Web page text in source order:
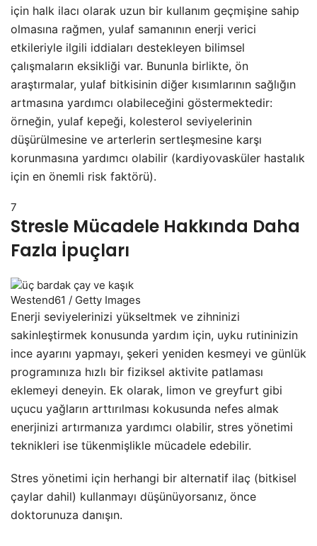
için halk ilacı olarak uzun bir kullanım geçmişine sahip
olmasına rağmen, yulaf samanının enerji verici
etkileriyle ilgili iddiaları destekleyen bilimsel
çalışmaların eksikliği var. Bununla birlikte, ön
araştırmalar, yulaf bitkisinin diğer kısımlarının sağlığın
artmasına yardımcı olabileceğini göstermektedir:
örneğin, yulaf kepeği, kolesterol seviyelerinin
düşürülmesine ve arterlerin sertleşmesine karşı
korunmasına yardımcı olabilir (kardiyovasküler hastalık
için en önemli risk faktörü).
7
Stresle Mücadele Hakkında Daha
Fazla İpuçları
Westend61 / Getty Images
Enerji seviyelerinizi yükseltmek ve zihninizi
sakinleştirmek konusunda yardım için, uyku rutininizin
ince ayarını yapmayı, şekeri yeniden kesmeyi ve günlük
programınıza hızlı bir fiziksel aktivite patlaması
eklemeyi deneyin. Ek olarak, limon ve greyfurt gibi
uçucu yağların arttırılması kokusunda nefes almak
enerjinizi artırmanıza yardımcı olabilir, stres yönetimi
teknikleri ise tükenmişlikle mücadele edebilir.
Stres yönetimi için herhangi bir alternatif ilaç (bitkisel
çaylar dahil) kullanmayı düşünüyorsanız, önce
doktorunuza danışın.